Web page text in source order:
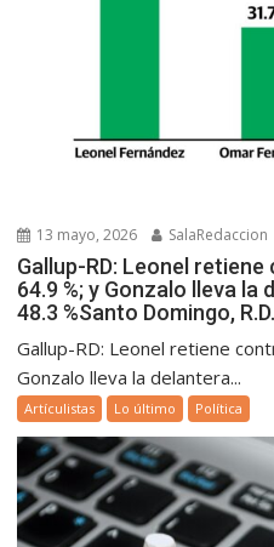
13 mayo, 2026 SalaRedaccion
Gallup-RD: Leonel
64.9 %; y Gonzalo lleva la
48.3 %Santo Domingo, R.D.
Gallup-RD: Leonel retiene
Gonzalo lleva la delantera...
Artículistas Lo último Política